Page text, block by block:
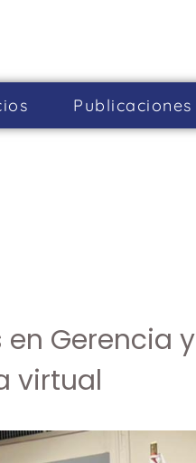
Publicaciones
Gerencia y
virtual